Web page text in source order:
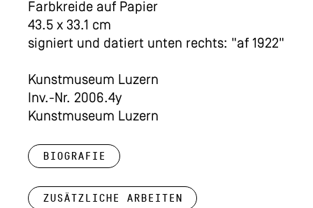
Farbkreide auf Papier
43.5 x 33.1 cm
signiert und datiert unten rechts: "af 1922"
Kunstmuseum Luzern
Inv.-Nr. 2006.4y
Kunstmuseum Luzern
Biografie
Zusätzliche Arbeiten